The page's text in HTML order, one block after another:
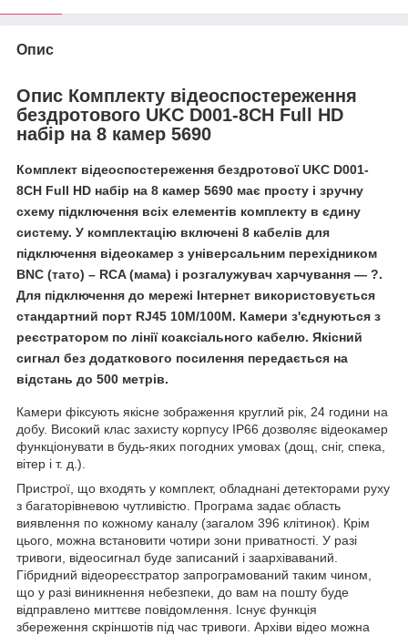
Опис
Опис Комплекту відеоспостереження
бездротового UKC D001-8CH Full HD
набір на 8 камер 5690
Комплект відеоспостереження бездротової UKC D001-
8CH Full HD набір на 8 камер 5690 має просту і зручну
схему підключення всіх елементів комплекту в єдину
систему. У комплектацію включені 8 кабелів для
підключення відеокамер з універсальним перехідником
BNC (тато) – RCA (мама) і розгалужувач харчування — ?.
Для підключення до мережі Інтернет використовується
стандартний порт RJ45 10M/100M. Камери з'єднуються з
реєстратором по лінії коаксіального кабелю. Якісний
сигнал без додаткового посилення передається на
відстань до 500 метрів.
Камери фіксують якісне зображення круглий рік, 24 години на
добу. Високий клас захисту корпусу IP66 дозволяє відеокамер
функціонувати в будь-яких погодних умовах (дощ, сніг, спека,
вітер і т. д.).
Пристрої, що входять у комплект, обладнані детекторами руху
з багаторівневою чутливістю. Програма задає область
виявлення по кожному каналу (загалом 396 клітинок). Крім
цього, можна встановити чотири зони приватності. У разі
тривоги, відеосигнал буде записаний і заархіваваний.
Гібридний відеореєстратор запрограмований таким чином,
що у разі виникнення небезпеки, до вам на пошту буде
відправлено миттєве повідомлення. Існує функція
збереження скріншотів під час тривоги. Архіви відео можна